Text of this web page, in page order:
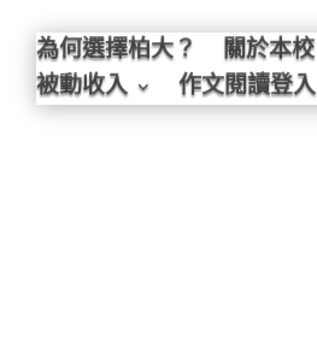
為何選擇柏大？ 關於本校
被動收入
作文閱讀登入